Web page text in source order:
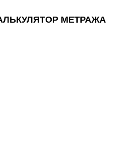
МЕТРАЖА